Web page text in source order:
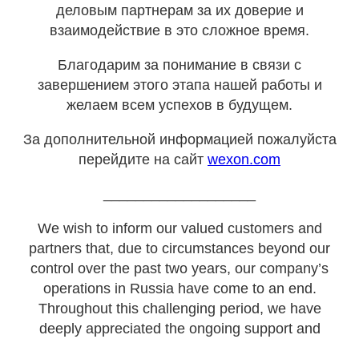
деловым партнерам за их доверие и
взаимодействие в это сложное время.
Благодарим за понимание в связи с
завершением этого этапа нашей работы и
желаем всем успехов в будущем.
За дополнительной информацией пожалуйста
перейдите на сайт wexon.com
We wish to inform our valued customers and
partners that, due to circumstances beyond our
control over the past two years, our company’s
operations in Russia have come to an end.
Throughout this challenging period, we have
deeply appreciated the ongoing support and